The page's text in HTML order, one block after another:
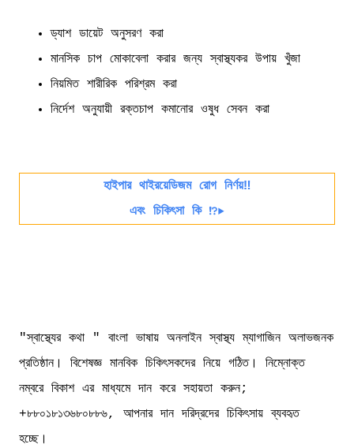
ড্যাশ ডায়েট অনুসরণ করা
মানসিক চাপ মোকাবেলা করার জন্য স্বাস্থ্যকর উপায় খুঁজা
নিয়মিত শারীরিক পরিশ্রম করা
নির্দেশ অনুযায়ী রক্তচাপ কমানোর ওষুধ সেবন করা
হাইপার থাইরয়েডিজম রোগ নির্ণয়‼️
এবং চিকিৎসা কি ⁉️▶️
"স্বাস্থ্যের কথা " বাংলা ভাষায় অনলাইন স্বাস্থ্য ম্যাগাজিন অলাভজনক
প্রতিষ্ঠান। বিশেষজ্ঞ মানবিক চিকিৎসকদের নিয়ে গঠিত। নিম্নোক্ত
নম্বরে বিকাশ এর মাধ্যমে দান করে সহায়তা করুন;
+৮৮০১৮১৩৬৮০৮৮৬, আপনার দান দরিদ্রদের চিকিৎসায় ব্যবহৃত
হচ্ছে।